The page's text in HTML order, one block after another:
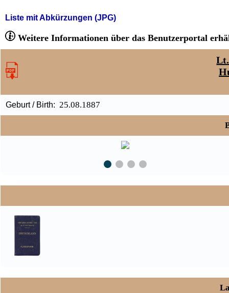
Liste mit Abkürzungen (JPG)
Weitere Informationen über das Benutzerportal
Geburt / Birth: 25.08.1887